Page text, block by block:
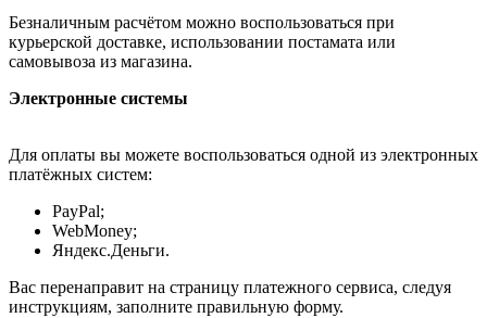
Безналичным расчётом можно воспользоваться при
курьерской доставке, использовании постамата или
самовывоза из магазина.
Электронные системы
Для оплаты вы можете воспользоваться одной из электронных
платёжных систем:
PayPal;
WebMoney;
Яндекс.Деньги.
Вас перенаправит на страницу платежного сервиса, следуя
инструкциям, заполните правильную форму.